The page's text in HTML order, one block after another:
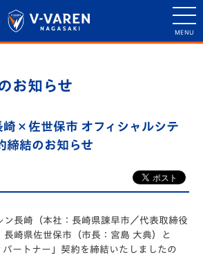
お知らせ
×佐世保市 オフィシャルシテ
締結のお知らせ
ン長崎（本社：長崎県諫早市／代表取締役
長崎県佐世保市（市長：宮島 大典）と
パートナー」契約を締結いたしましたの